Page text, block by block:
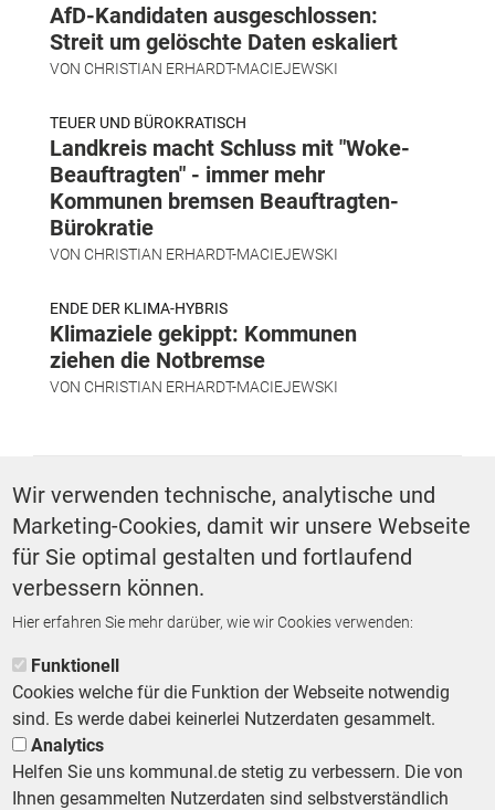
AfD-Kandidaten ausgeschlossen:
Streit um gelöschte Daten eskaliert
VON CHRISTIAN ERHARDT-MACIEJEWSKI
TEUER UND BÜROKRATISCH
Landkreis macht Schluss mit "Woke-
Beauftragten" - immer mehr
Kommunen bremsen Beauftragten-
Bürokratie
VON CHRISTIAN ERHARDT-MACIEJEWSKI
ENDE DER KLIMA-HYBRIS
Klimaziele gekippt: Kommunen
ziehen die Notbremse
VON CHRISTIAN ERHARDT-MACIEJEWSKI
Digitalisierung
ZURÜCK ZUR STARTSEITE
Footer First Navigation
MESSE KOMMUNAL LESERSERVICE AGB DATENSCHUTZ
Wir verwenden technische, analytische und
Marketing-Cookies, damit wir unsere Webseite
für Sie optimal gestalten und fortlaufend
verbessern können.
Hier erfahren Sie mehr darüber, wie wir Cookies verwenden:
Funktionell
Cookies welche für die Funktion der Webseite notwendig
sind. Es werde dabei keinerlei Nutzerdaten gesammelt.
Analytics
Helfen Sie uns kommunal.de stetig zu verbessern. Die von
Ihnen gesammelten Nutzerdaten sind selbstverständlich